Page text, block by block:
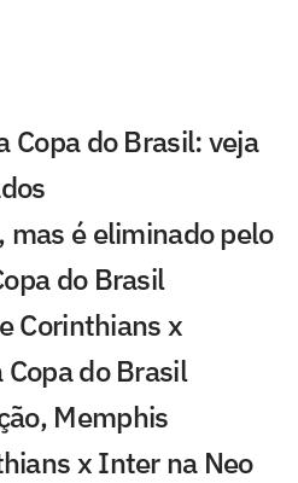
Copa do Brasil: veja
mas é eliminado pelo
do Brasil
Corinthians x
do Brasil
Memphis
x Inter na Neo